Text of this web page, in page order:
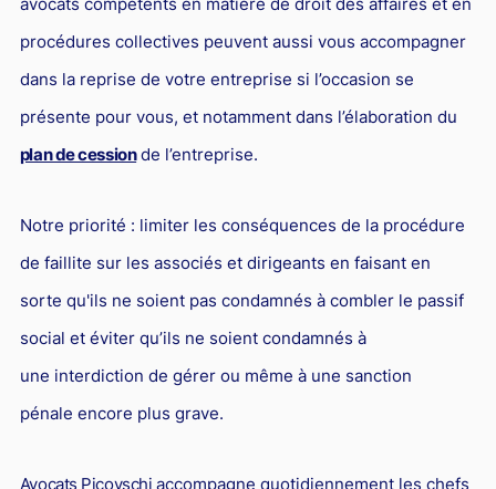
procédures collectives peuvent aussi vous accompagner
dans la reprise de votre entreprise si l’occasion se
présente pour vous, et notamment dans l’élaboration du
plan de cessionde l’entreprise.
Notre priorité : limiter les conséquences de la procédure
de faillite sur les associés et dirigeants en faisant en
sorte qu'ils ne soient pas condamnés à combler le passif
social et éviter qu’ils ne soient condamnés à
une interdiction de gérer ou même à une sanction
pénale encore plus grave.
Avocats Picovschi accompagne quotidiennement les chefs